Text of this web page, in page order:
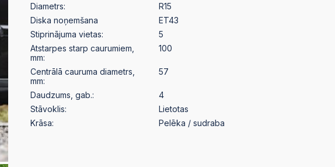
Diametrs:
R15
Diska noņemšana
ET43
Stiprinājuma vietas:
5
Atstarpes starp caurumiem,
mm:
100
Centrālā cauruma diametrs,
mm:
57
Daudzums, gab.:
4
Stāvoklis:
Lietotas
Krāsa:
Pelēka / sudraba